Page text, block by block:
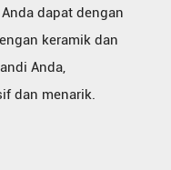
dapat dengan
keramik dan
Anda,
dan menarik.